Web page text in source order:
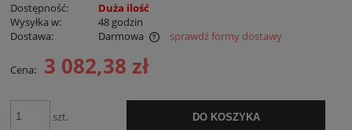
Dostępność:
Duża ilość
Wysyłka w:
48 godzin
Dostawa:
Darmowa
sprawdź formy dostawy
Cena: 3 082,38 zł
szt. DO KOSZYKA